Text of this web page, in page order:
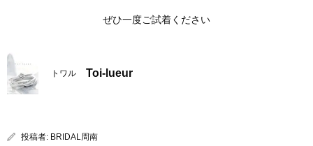
ぜひ一度ご試着ください
トワル Toi-lueur
投稿者: BRIDAL周南